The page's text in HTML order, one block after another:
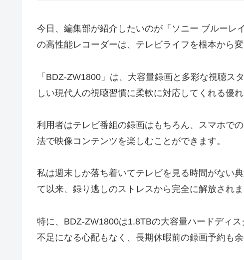
今日、編集部が紹介したいのが「ソニー ブルーレ
の高性能レコーダーは、テレビライフを根本から
「BDZ-ZW1800」は、大容量録画と多彩な視聴
しい現代人の視聴習慣に柔軟に対応してくれる優れ
利用者はテレビ番組の録画はもちろん、スマホで
法で映像コンテンツを楽しむことができます。
私は週末しか落ち着いてテレビを見る時間がない
て以来、録り逃しのストレスから完全に解放されま
特に、BDZ-ZW1800は1.8TBの大容量ハードディ
不足になる心配もなく、長期休暇前の録画予約も